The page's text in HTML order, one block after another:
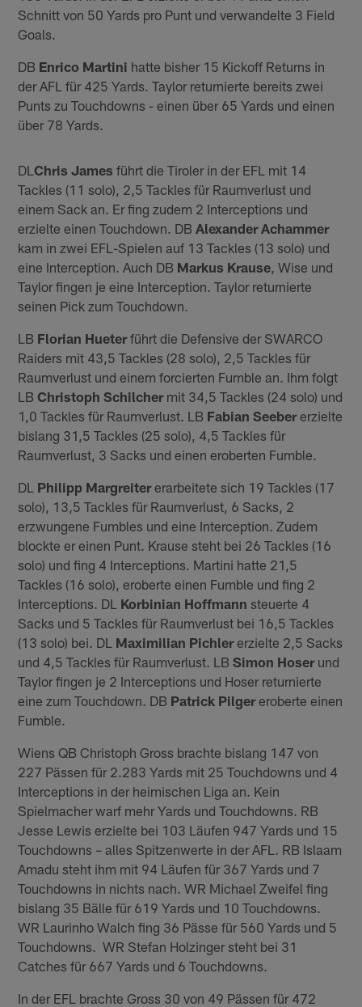
Schnitt von 50 Yards pro Punt und verwandelte 3 Field
Goals.
DB Enrico Martini hatte bisher 15 Kickoff Returns in
der AFL für 425 Yards. Taylor returnierte bereits zwei
Punts zu Touchdowns - einen über 65 Yards und einen
über 78 Yards.
DLChris James führt die Tiroler in der EFL mit 14
Tackles (11 solo), 2,5 Tackles für Raumverlust und
einem Sack an. Er fing zudem 2 Interceptions und
erzielte einen Touchdown. DB Alexander Achammer
kam in zwei EFL-Spielen auf 13 Tackles (13 solo) und
eine Interception. Auch DB Markus Krause , Wise und
Taylor fingen je eine Interception. Taylor returnierte
seinen Pick zum Touchdown.
LB Florian Hueterführt die Defensive der SWARCO
Raiders mit 43,5 Tackles (28 solo), 2,5 Tackles für
Raumverlust und einem forcierten Fumble an. Ihm folgt
LBChristoph Schilchermit 34,5 Tackles (24 solo) und
1,0 Tackles für Raumverlust. LB Fabian Seebererzielte
bislang 31,5 Tackles (25 solo), 4,5 Tackles für
Raumverlust, 3 Sacks und einen eroberten Fumble.
DL Philipp Margreitererarbeitete sich 19 Tackles (17
solo), 13,5 Tackles für Raumverlust, 6 Sacks, 2
erzwungene Fumbles und eine Interception. Zudem
blockte er einen Punt. Krause steht bei 26 Tackles (16
solo) und fing 4 Interceptions. Martini hatte 21,5
Tackles (16 solo), eroberte einen Fumble und fing 2
Interceptions. DL Korbinian Hoffmann steuerte 4
Sacks und 5 Tackles für Raumverlust bei 16,5 Tackles
(13 solo) bei. DL Maximilian Pichlererzielte 2,5 Sacks
und 4,5 Tackles für Raumverlust. LBSimon Hoserund
Taylor fingen je 2 Interceptions und Hoser returnierte
eine zum Touchdown. DB Patrick Pilgereroberte einen
Fumble.
Wiens QB Christoph Gross brachte bislang 147 von
227 Pässen für 2.283 Yards mit 25 Touchdowns und 4
Interceptions in der heimischen Liga an. Kein
Spielmacher warf mehr Yards und Touchdowns. RB
Jesse Lewis erzielte bei 103 Läufen 947 Yards und 15
Touchdowns – alles Spitzenwerte in der AFL. RB Islaam
Amadu steht ihm mit 94 Läufen für 367 Yards und 7
Touchdowns in nichts nach. WR Michael Zweifel fing
bislang 35 Bälle für 619 Yards und 10 Touchdowns.
WR Laurinho Walch fing 36 Pässe für 560 Yards und 5
Touchdowns. WR Stefan Holzinger steht bei 31
Catches für 667 Yards und 6 Touchdowns.
In der EFL brachte Gross 30 von 49 Pässen für 472